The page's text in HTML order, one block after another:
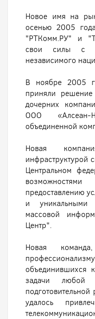
Новое имя на
осенью 2005
"РТКомм.РУ" и
свои силы с
независимого
В ноябре 2005
приняли
дочерних
ООО «Алсеан-
объединенной
Новая
инфраструктурой
Центральном
предоставлению
и уникальными
массовой
Центр".
Новая
объединившихся
задачи любой
удалось